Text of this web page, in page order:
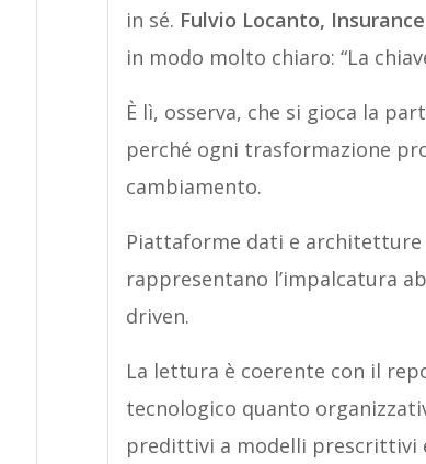
in sé. Fulvio Locanto,
in modo molto chiaro: “La
È lì, osserva, che si gioca la
perché ogni trasformazione
cambiamento.
Piattaforme dati e
rappresentano l’impalcatura
driven.
La lettura è coerente con il
tecnologico quanto
predittivi a modelli prescrittivi